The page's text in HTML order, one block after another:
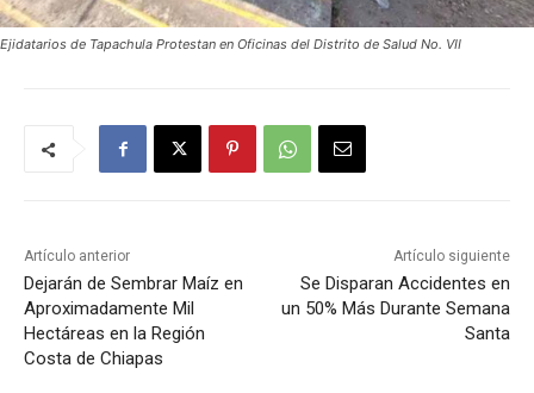
Ejidatarios de Tapachula Protestan en Oficinas del Distrito de Salud No. VII
Artículo anterior
Dejarán de Sembrar Maíz en
Aproximadamente Mil
Hectáreas en la Región
Costa de Chiapas
Artículo siguiente
Se Disparan Accidentes en
un 50% Más Durante Semana
Santa